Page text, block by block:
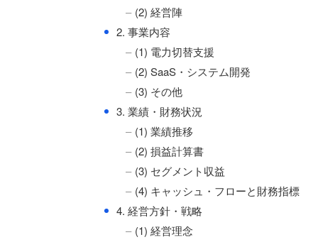
(2) 経営陣
● 2. 事業内容
(1) 電力切替支援
(2) SaaS・システム開発
(3) その他
● 3. 業績・財務状況
(1) 業績推移
(2) 損益計算書
(3) セグメント収益
(4) キャッシュ・フローと財務指標
● 4. 経営方針・戦略
(1) 経営理念